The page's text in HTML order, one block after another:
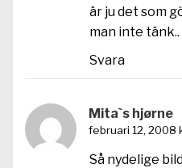
är ju det som
man inte
Svara
Mita`s hjørne
februari 12, 2008
Så nydelige